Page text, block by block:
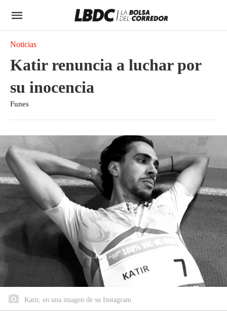
Noticias
Katir renuncia a luchar por
su inocencia
Funes
Katir, en una imagen de su Instagram